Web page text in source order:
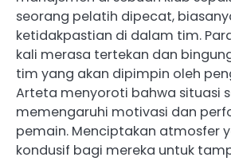
seorang pelatih dipecat,
ketidakpastian di dalam tim.
kali merasa tertekan dan
tim yang akan dipimpin oleh
Arteta menyoroti bahwa situasi
memengaruhi motivasi dan
pemain. Menciptakan atmosfer
kondusif bagi mereka untuk